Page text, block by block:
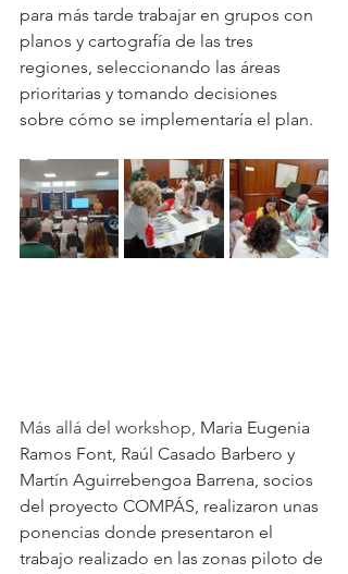
para más tarde trabajar en grupos con
planos y cartografía de las tres
regiones, seleccionando las áreas
prioritarias y tomando decisiones
sobre cómo se implementaría el plan.
Más allá del workshop, Maria Eugenia
Ramos Font, Raúl Casado Barbero y
Martín Aguirrebengoa Barrena, socios
del proyecto COMPÁS, realizaron unas
ponencias donde presentaron el
trabajo realizado en las zonas piloto de